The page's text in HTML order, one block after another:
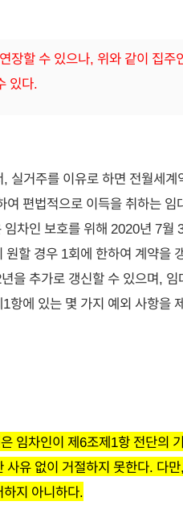
장할 수 있으나, 위와 같이 집주
있다.
실거주를 이유로 하면 전월세계
여 편법적으로 이득을 취하는 임
차인 보호를 위해 2020년 7월
할 경우 1회에 한하여 계약을
을 추가로 갱신할 수 있으며, 임
항에 있는 몇 가지 예외 사항을
임차인이 제6조제1항 전단의
사유 없이 거절하지 못한다. 다
지 아니하다.